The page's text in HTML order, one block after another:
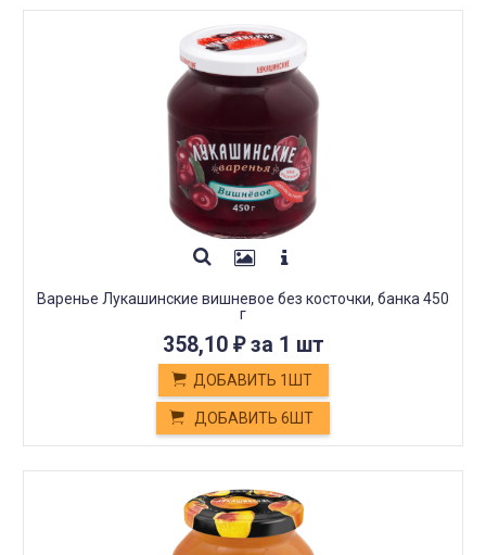
Варенье Лукашинские вишневое без косточки, банка 450
г
358,10 ₽за 1 шт
ДОБАВИТЬ 1ШТ
ДОБАВИТЬ 6ШТ